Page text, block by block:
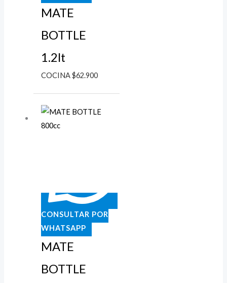
MATE
BOTTLE
1.2lt
COCINA$62.900
CONSULTAR POR
WHATSAPP
MATE
BOTTLE